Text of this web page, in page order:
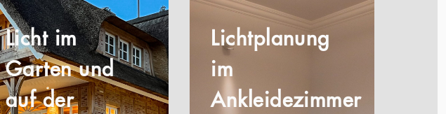
Licht im
Garten und
auf der
Lichtplanung
im
Ankleidezimmer